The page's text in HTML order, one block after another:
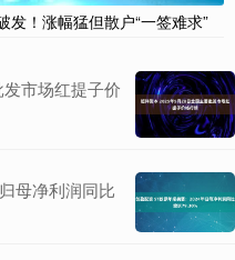
！涨幅猛但散户“一签难求”
市场红提子价
母净利润同比